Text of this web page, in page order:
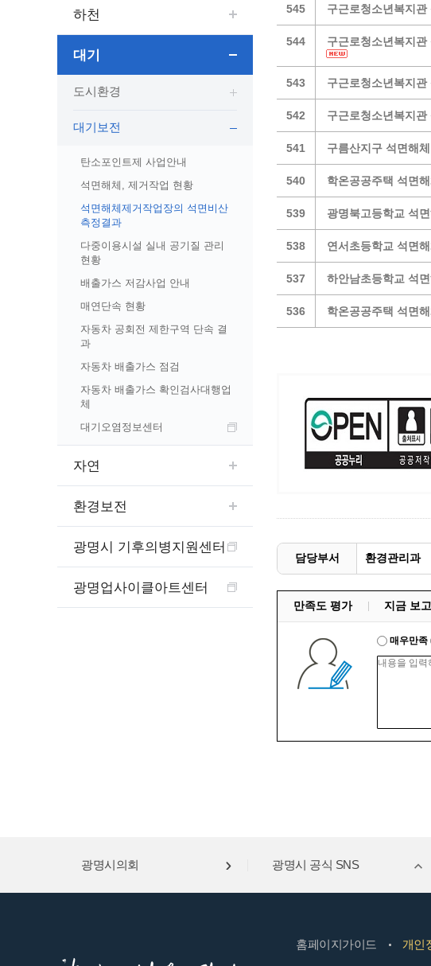
사전정보공표
행정정보공개안내
행정정보공개청구
업무추진비(부서장)
업무추진비(시장·부시장·실국장)
상품권 구매·사용
예산집행실명공개
행정재산 관리위탁 현황 공개
공공시설물 설치 비용 공개
인사운영통계
겸직허가 현황
주민자치센터
고향사랑기부제
시청안내
주요시책
광명의 상징물
광명시 현황
광명의 역사
국내외 교류
행정정보공동이용
대법원인터넷등기소
110화상수화통역서비스
민원편람
절차
자주하는 질문
센터소개
위치안내
상담안내
시민의 소리
가족관계등록
정보통신설비 유지보
공공일자리
지역공동체 일자리 사
직업 소개소 현황
노동조합
박물관/미술관 현황
문화유통업 현황
문화관광 해설사
역사관
하천
대기
도시환경
대기보전
탄소포인트제 사업안내
석면해체, 제거작업 현황
석면해체제거작업장의 석면비산
측정결과
다중이용시설 실내 공기질 관리
현황
배출가스 저감사업 안내
매연단속 현황
자동차 공회전 제한구역 단속 결
과
자동차 배출가스 점검
자동차 배출가스 확인검사대행업
체
대기오염정보센터
자연
환경보전
광명시 기후의병지원센터
광명업사이클아트센터
545 구근로청소년복지
544 구근로청소년복지
543 구근로청소년복지
542 구근로청소년복지
541 구름산지구 석면해
540 학온공공주택 석면
539 광명북고등학교 석
538 연서초등학교 석면
537 하안남초등학교 석
536 학온공공주택 석면
담당부서 환경관리과
만족도 평가 지금 보
매우만족
광명시의회 광명시 공식 SNS
홈페이지가이드 개인